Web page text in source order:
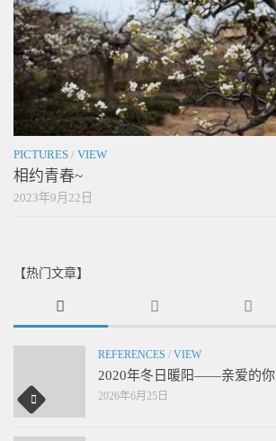
PICTURES / VIEW
相约青春~
2023年9月22日
【热门文章】
REFERENCES / VIEW
2020年冬日暖阳——亲爱的你
2026年6月25日